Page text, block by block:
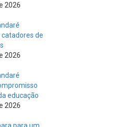
2026
de
2026
educação
2026